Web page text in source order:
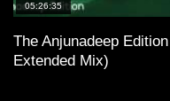
05:26:35
The Anjunadeep
Extended Mix)